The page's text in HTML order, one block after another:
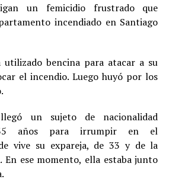
un femicidio frustrado que
incendiado en Santiago
bencina para atacar a su
el incendio. Luego huyó por los
un sujeto de nacionalidad
años para irrumpir en el
vive su expareja, de 33 y de la
En ese momento, ella estaba junto